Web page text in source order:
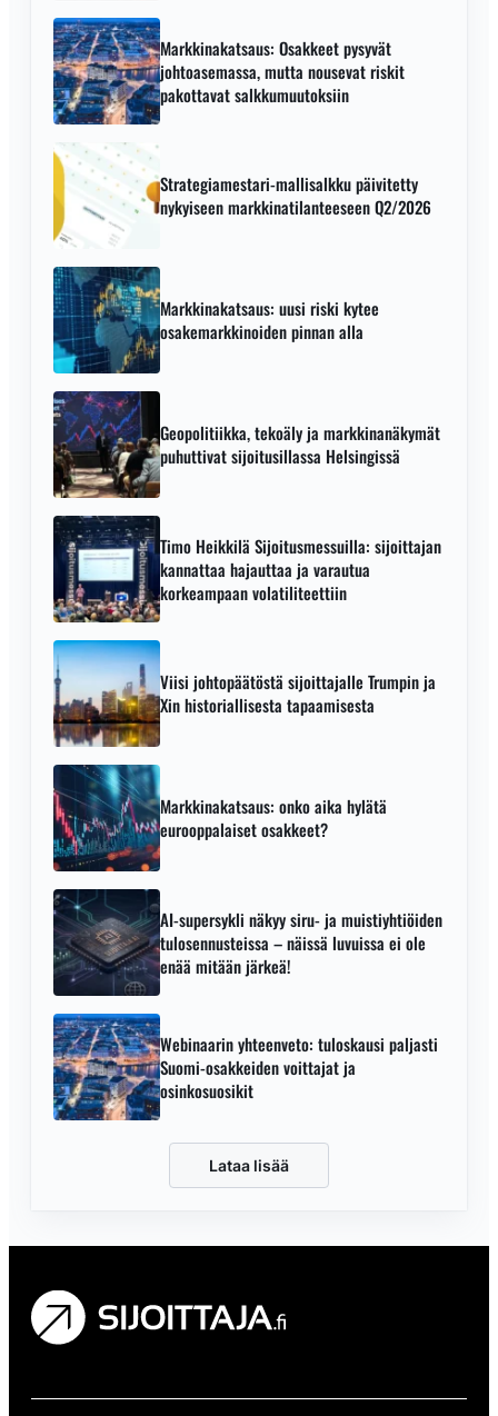
Markkinakatsaus: Osakkeet pysyvät
johtoasemassa, mutta nousevat riskit
pakottavat salkkumuutoksiin
Strategiamestari-mallisalkku päivitetty
nykyiseen markkinatilanteeseen Q2/2026
Markkinakatsaus: uusi riski kytee
osakemarkkinoiden pinnan alla
Geopolitiikka, tekoäly ja markkinanäkymät
puhuttivat sijoitusillassa Helsingissä
Timo Heikkilä Sijoitusmessuilla: sijoittajan
kannattaa hajauttaa ja varautua
korkeampaan volatiliteettiin
Viisi johtopäätöstä sijoittajalle Trumpin ja
Xin historiallisesta tapaamisesta
Markkinakatsaus: onko aika hylätä
eurooppalaiset osakkeet?
AI-supersykli näkyy siru- ja muistiyhtiöiden
tulosennusteissa – näissä luvuissa ei ole
enää mitään järkeä!
Webinaarin yhteenveto: tuloskausi paljasti
Suomi-osakkeiden voittajat ja
osinkosuosikit
Lataa lisää